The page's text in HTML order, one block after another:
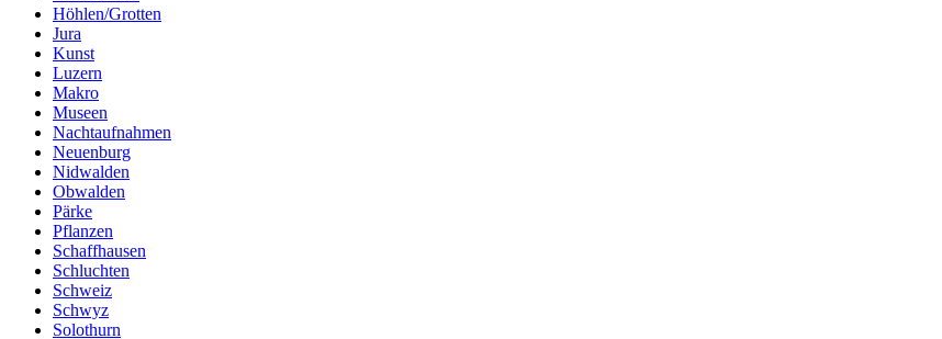
Höhlen/Grotten
Jura
Kunst
Luzern
Makro
Museen
Nachtaufnahmen
Neuenburg
Nidwalden
Obwalden
Pärke
Pflanzen
Schaffhausen
Schluchten
Schweiz
Schwyz
Solothurn